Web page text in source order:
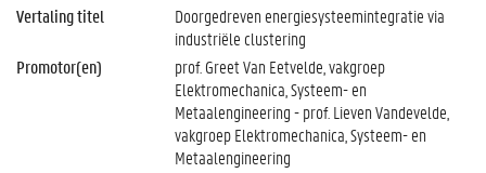
Vertaling titel
Doorgedreven energiesysteemintegratie via
industriële clustering
Promotor(en)
prof. Greet Van Eetvelde, vakgroep
Elektromechanica, Systeem- en
Metaalengineering - prof. Lieven Vandevelde,
vakgroep Elektromechanica, Systeem- en
Metaalengineering